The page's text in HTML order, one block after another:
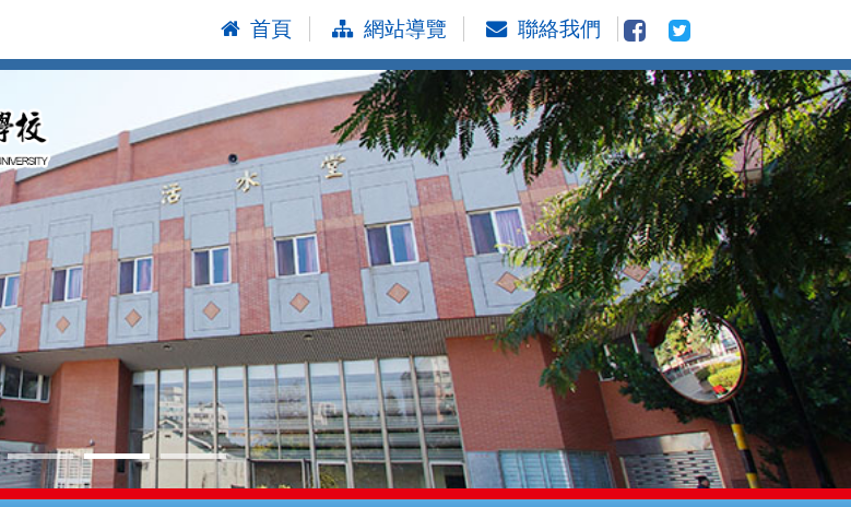
首頁 網站導覽 聯絡我們